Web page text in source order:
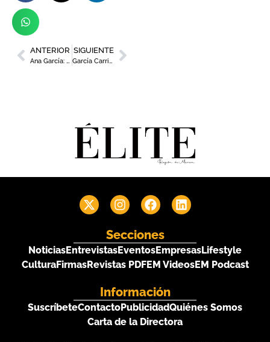
ANTERIOR
Ana García: Estilo mediterráneo en primavera, la clave para un hogar fresco y sofisticado
SIGUIENTE
García Carrión, galardonada en los XVIII Premios de Mercados del Vino y la Distribución
Secciones
NoticiasEntrevistasEventosEmpresasLifestyle
CulturaFirmasRevistas PDFEM VideosEM Podcast
Información
SuscríbeteContactoPublicidadQuiénes Somos
Carta de la Directora